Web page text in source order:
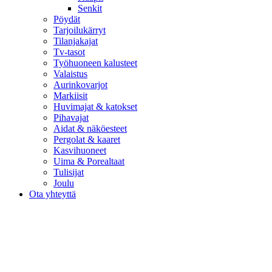
Senkit
Pöydät
Tarjoilukärryt
Tilanjakajat
Tv-tasot
Työhuoneen kalusteet
Valaistus
Aurinkovarjot
Markiisit
Huvimajat & katokset
Pihavajat
Aidat & näköesteet
Pergolat & kaaret
Kasvihuoneet
Uima & Porealtaat
Tulisijat
Joulu
Ota yhteyttä